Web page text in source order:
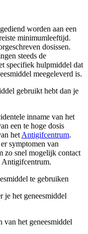
worden aan een
minimumleeftijd.
dosissen.
steeds de
specifiek hulpmiddel dat
meegeleverd is.
gebruikt hebt dan je
inname van het
een te hoge dosis
het Antigifcentrum.
symptomen van
zo snel mogelijk contact
Antigifcentrum.
te gebruiken
je het geneesmiddel
van het geneesmiddel